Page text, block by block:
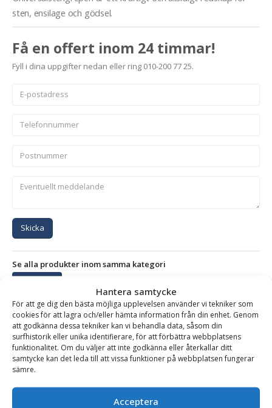
Hantera samtycke
För att ge dig den bästa möjliga upplevelsen använder vi tekniker som
cookies för att lagra och/eller hämta information från din enhet. Genom
att godkänna dessa tekniker kan vi behandla data, såsom din
surfhistorik eller unika identifierare, för att förbättra webbplatsens
funktionalitet. Om du väljer att inte godkänna eller återkallar ditt
samtycke kan det leda till att vissa funktioner på webbplatsen fungerar
sämre.
Acceptera
sten, ensilage och gödsel.
Få en offert inom 24 timmar!
Fyll i dina uppgifter nedan eller ring 010-200 77 25.
Skicka
Se alla produkter inom samma kategori
BESKRIVNING
Universalstengrep – fäste SMS/Trima, bredd 1540 mm
Ett kraftigt och allsidigt redskap för sten, ensilage och gödsel.